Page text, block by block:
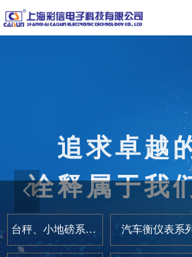
台秤、小地磅系列仪表 汽车衡仪表系列
追求卓越
诠释属于我
秉承“热忱为同行
宗旨
提供全方位
넳